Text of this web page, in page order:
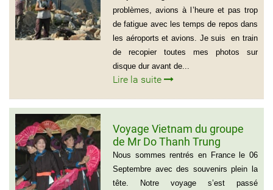
problèmes, avions à l’heure et pas trop
de fatigue avec les temps de repos dans
les aéroports et avions. Je suis en train
de recopier toutes mes photos sur
disque dur avant de...
Lire la suite
Voyage Vietnam du groupe
de Mr Do Thanh Trung
Nous sommes rentrés en France le 06
Septembre avec des souvenirs plein la
tête. Notre voyage s’est passé